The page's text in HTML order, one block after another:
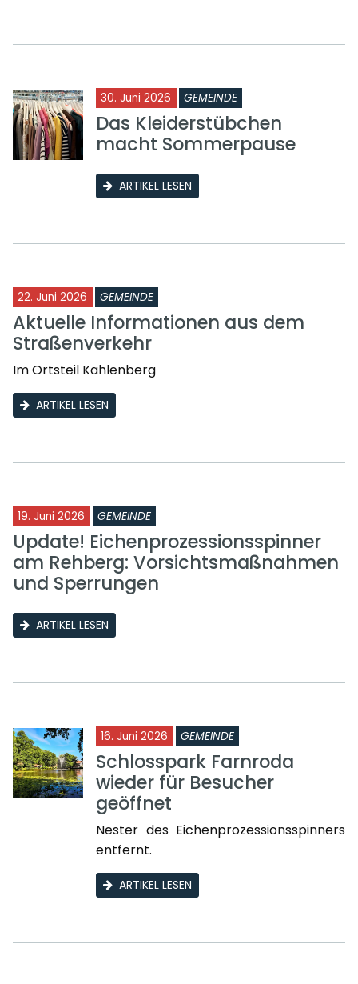
30. Juni 2026 GEMEINDE
Das Kleiderstübchen
macht Sommerpause
ARTIKEL LESEN
22. Juni 2026 GEMEINDE
Aktuelle Informationen aus dem
Straßenverkehr
Im Ortsteil Kahlenberg
ARTIKEL LESEN
19. Juni 2026 GEMEINDE
Update! Eichenprozessionsspinner
am Rehberg: Vorsichtsmaßnahmen
und Sperrungen
ARTIKEL LESEN
16. Juni 2026 GEMEINDE
Schlosspark Farnroda
wieder für Besucher
geöffnet
Nester des Eichenprozessionsspinners
entfernt.
ARTIKEL LESEN